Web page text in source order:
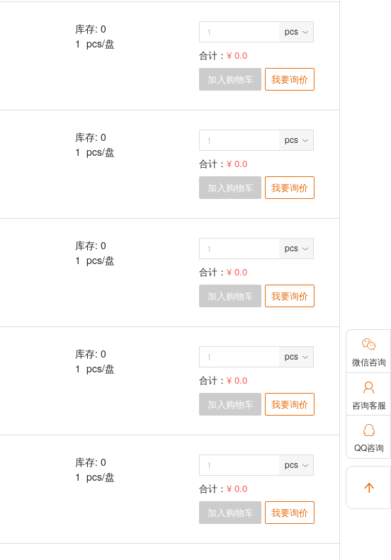
库存: 0
1 pcs/盘
pcs
合计： ¥ 0.0
加入购物车
我要询价
库存: 0
1 pcs/盘
pcs
合计： ¥ 0.0
加入购物车
我要询价
库存: 0
1 pcs/盘
pcs
合计： ¥ 0.0
加入购物车
我要询价
库存: 0
1 pcs/盘
pcs
合计： ¥ 0.0
加入购物车
我要询价
库存: 0
1 pcs/盘
pcs
合计： ¥ 0.0
加入购物车
我要询价

微信咨询

咨询客服

QQ咨询
